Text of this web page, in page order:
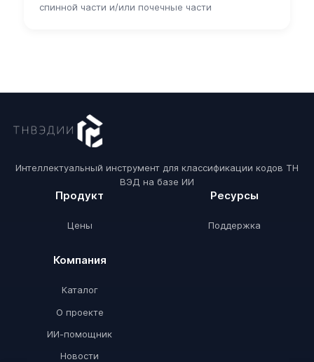
спинной части и/или почечные части
Интеллектуальный инструмент для классификации кодов ТН
ВЭД на базе ИИ
Продукт
Цены
Ресурсы
Поддержка
Компания
Каталог
О проекте
ИИ-помощник
Новости